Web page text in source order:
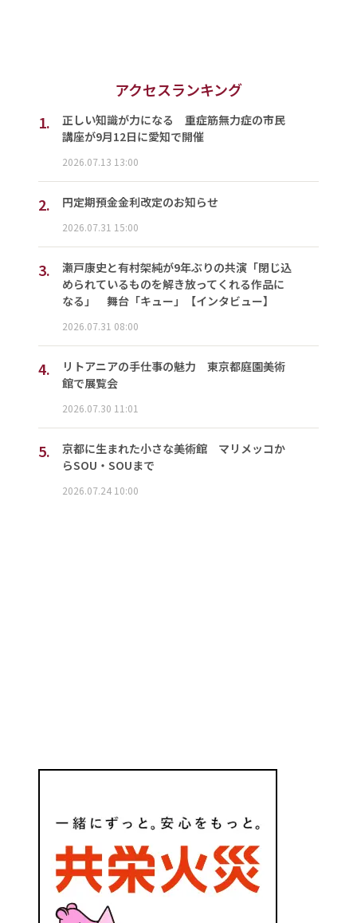
アクセスランキング
1.
正しい知識が力になる 重症筋無力症の市民
講座が9月12日に愛知で開催
2026.07.13 13:00
2. 円定期預金金利改定のお知らせ
2026.07.31 15:00
3.
瀬戸康史と有村架純が9年ぶりの共演「閉じ込
められているものを解き放ってくれる作品に
なる」 舞台「キュー」【インタビュー】
2026.07.31 08:00
4.
リトアニアの手仕事の魅力 東京都庭園美術
館で展覧会
2026.07.30 11:01
5.
京都に生まれた小さな美術館 マリメッコか
らSOU・SOUまで
2026.07.24 10:00